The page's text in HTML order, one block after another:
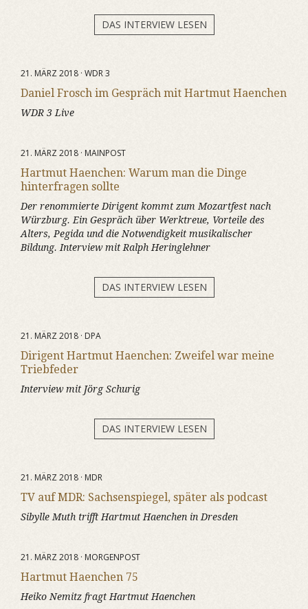
DAS INTERVIEW LESEN
21. MÄRZ 2018 · WDR 3
Daniel Frosch im Gespräch mit Hartmut Haenchen
WDR 3 Live
21. MÄRZ 2018 · MAINPOST
Hartmut Haenchen: Warum man die Dinge
hinterfragen sollte
Der renommierte Dirigent kommt zum Mozartfest nach
Würzburg. Ein Gespräch über Werktreue, Vorteile des
Alters, Pegida und die Notwendigkeit musikalischer
Bildung. Interview mit Ralph Heringlehner
DAS INTERVIEW LESEN
21. MÄRZ 2018 · DPA
Dirigent Hartmut Haenchen: Zweifel war meine
Triebfeder
Interview mit Jörg Schurig
DAS INTERVIEW LESEN
21. MÄRZ 2018 · MDR
TV auf MDR: Sachsenspiegel, später als podcast
Sibylle Muth trifft Hartmut Haenchen in Dresden
21. MÄRZ 2018 · MORGENPOST
Hartmut Haenchen 75
Heiko Nemitz fragt Hartmut Haenchen